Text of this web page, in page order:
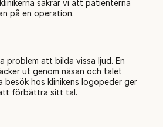
säkrar vi att patienterna
på en operation.
problem att bilda vissa ljud. En
ut genom näsan och talet
besök hos klinikens logopeder ger
förbättra sitt tal.